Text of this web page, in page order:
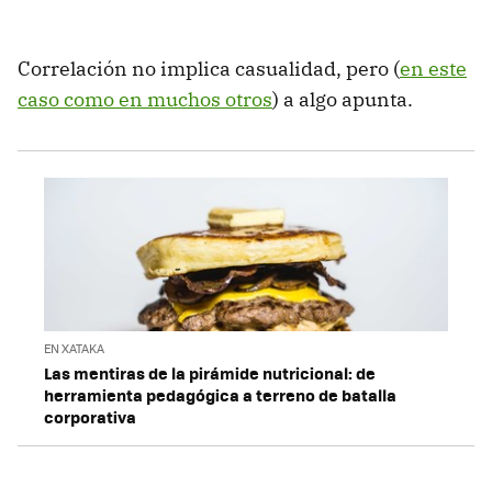
Correlación no implica casualidad, pero (en este
caso como en muchos otros) a algo apunta.
EN XATAKA
Las mentiras de la pirámide nutricional: de
herramienta pedagógica a terreno de batalla
corporativa